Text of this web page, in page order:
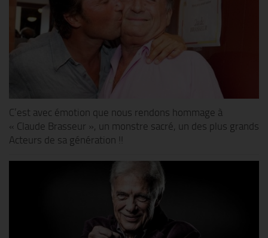
C’est avec émotion que nous rendons hommage à
« Claude Brasseur », un monstre sacré, un des plus grands
Acteurs de sa génération !!